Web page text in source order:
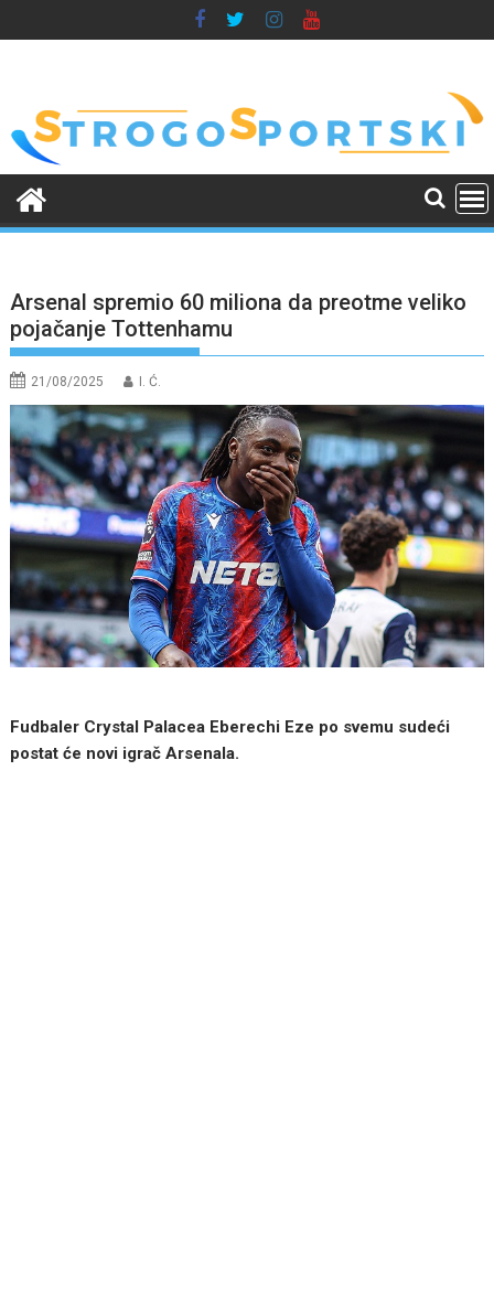
to
Arsenal spremio 60 miliona da preotme veliko
pojačanje Tottenhamu
21/08/2025 I. Ć.
Fudbaler Crystal Palacea Eberechi Eze po svemu sudeći
postat će novi igrač Arsenala.